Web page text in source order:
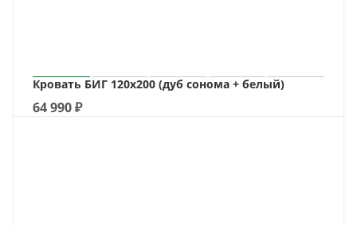
Кровать БИГ 120х200 (дуб сонома + белый)
64 990₽